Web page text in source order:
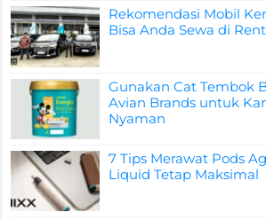
Rekomendasi Mobil
Bisa Anda Sewa di
Gunakan Cat Tembok
Avian Brands untuk
Nyaman
7 Tips Merawat Pods
Liquid Tetap Maksimal